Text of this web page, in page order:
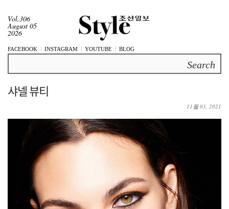
Vol.306
August 05
2026
FACEBOOK INSTAGRAM YOUTUBE BLOG
샤넬 뷰티
11월 03, 2021